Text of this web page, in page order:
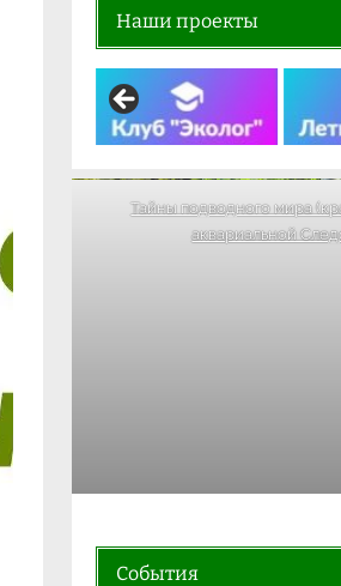
Наши проекты
Тайны подводного мира
аквариальной
События